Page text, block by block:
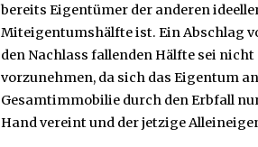
bereits Eigentümer der anderen
Miteigentumshälfte ist. Ein Abschlag
den Nachlass fallenden Hälfte sei nicht
vorzunehmen, da sich das Eigentum
Gesamtimmobilie durch den Erbfall
Hand vereint und der jetzige